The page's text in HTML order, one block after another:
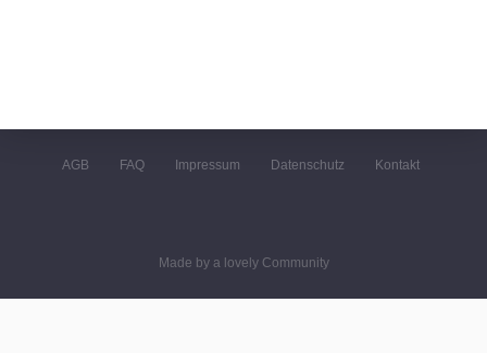
AGB FAQ Impressum Datenschutz Kontakt
Made by a lovely Community